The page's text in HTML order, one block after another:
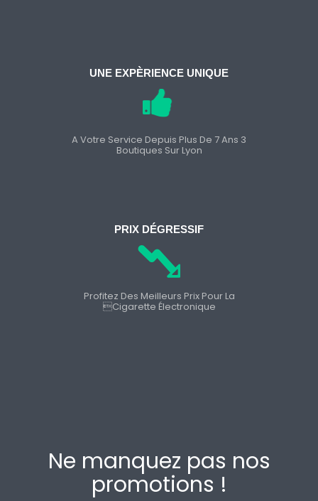
UNE EXPÈRIENCE UNIQUE
A Votre Service Depuis Plus De 7 Ans 3
Boutiques Sur Lyon
PRIX DÉGRESSIF
Profitez Des Meilleurs Prix Pour La
cigarette Électronique
Ne manquez pas nos
promotions !